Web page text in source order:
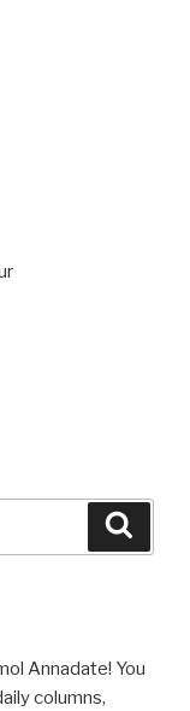
Annadate! You
columns,